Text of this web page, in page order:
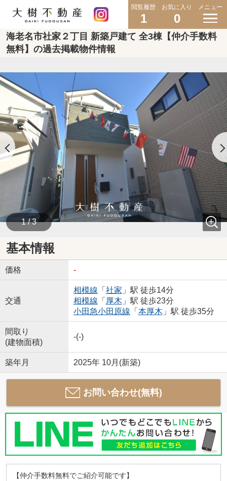
閲覧履歴
1
お気に入り
0
メニュー
海老名市社家２丁目 新築戸建て 全3棟【仲介手数料
無料】の過去掲載物件情報
1 / 3
基本情報
価格 -
交通
相模線 「 社家 」駅 徒歩14分
相模線 「 厚木 」駅 徒歩23分
小田急小田原線 「 本厚木 」駅 徒歩35分
間取り
(建物面積)
-(-)
築年月 2025年 10月(新築)
お問い合わせ(無料)
【仲介手数料無料でご紹介可能です】